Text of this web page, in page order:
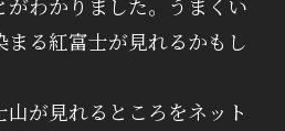
まる紅富士が見れるかもし
が見れるところをネット